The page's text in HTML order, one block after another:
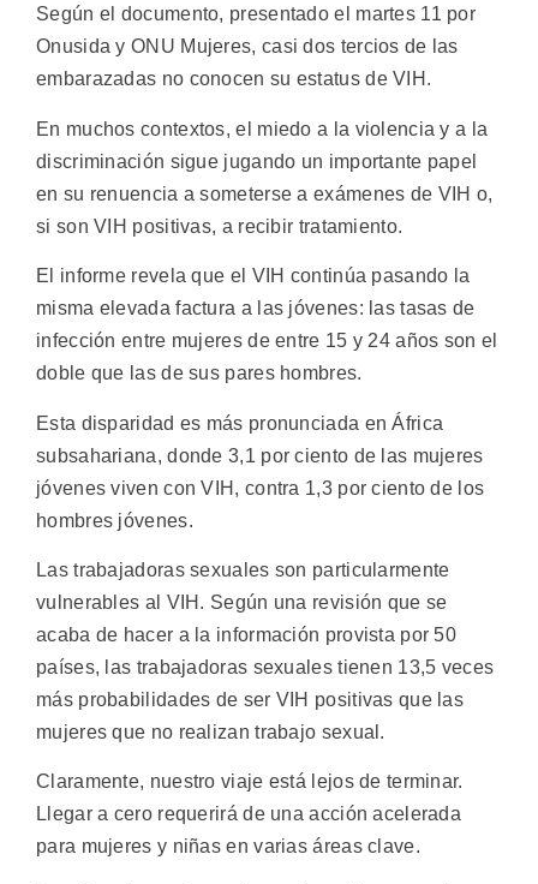
Según el documento, presentado el martes 11 por
Onusida y ONU Mujeres, casi dos tercios de las
embarazadas no conocen su estatus de VIH.
En muchos contextos, el miedo a la violencia y a la
discriminación sigue jugando un importante papel
en su renuencia a someterse a exámenes de VIH o,
si son VIH positivas, a recibir tratamiento.
El informe revela que el VIH continúa pasando la
misma elevada factura a las jóvenes: las tasas de
infección entre mujeres de entre 15 y 24 años son el
doble que las de sus pares hombres.
Esta disparidad es más pronunciada en África
subsahariana, donde 3,1 por ciento de las mujeres
jóvenes viven con VIH, contra 1,3 por ciento de los
hombres jóvenes.
Las trabajadoras sexuales son particularmente
vulnerables al VIH. Según una revisión que se
acaba de hacer a la información provista por 50
países, las trabajadoras sexuales tienen 13,5 veces
más probabilidades de ser VIH positivas que las
mujeres que no realizan trabajo sexual.
Claramente, nuestro viaje está lejos de terminar.
Llegar a cero requerirá de una acción acelerada
para mujeres y niñas en varias áreas clave.